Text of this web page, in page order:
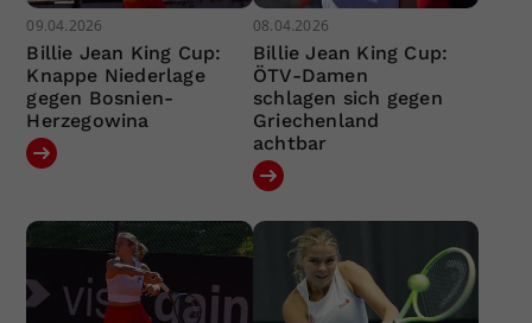
09.04.2026
Billie Jean King Cup:
Knappe Niederlage
gegen Bosnien-
Herzegowina
08.04.2026
Billie Jean King Cup:
ÖTV-Damen
schlagen sich gegen
Griechenland
achtbar